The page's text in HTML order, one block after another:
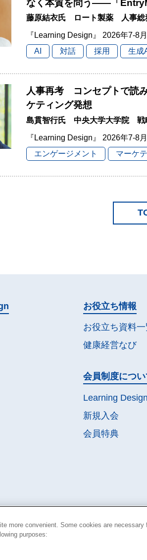
なく本質を問う――「
藤原結衣氏 ロート製薬 人事総
『Learning Design』 2026年7-8
AI
対話 採用 生成
人事再考 コンセプトで読
ケティング発想
島貫智行氏 中央大学大学院 戦
『Learning Design』 2026年7-8
エンゲージメント
マーケ
お役立ち情報
お役立ち資料一
健康経営なび
会員制度につい
Learning
新規入会
会員特典
more convenient. Some cookies are necessary
purposes: